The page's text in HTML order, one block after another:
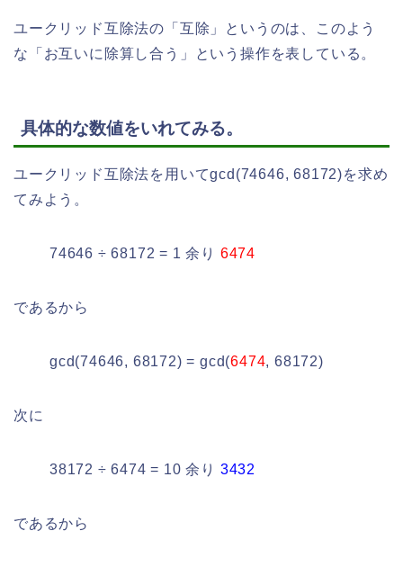
ユークリッド互除法の「互除」というのは、このよう
な「お互いに除算し合う」という操作を表している。
具体的な数値をいれてみる。
ユークリッド互除法を用いてgcd(74646, 68172)を求め
てみよう。
74646 ÷ 68172 = 1 余り 6474
であるから
gcd(74646, 68172) = gcd(6474, 68172)
次に
38172 ÷ 6474 = 10 余り 3432
であるから